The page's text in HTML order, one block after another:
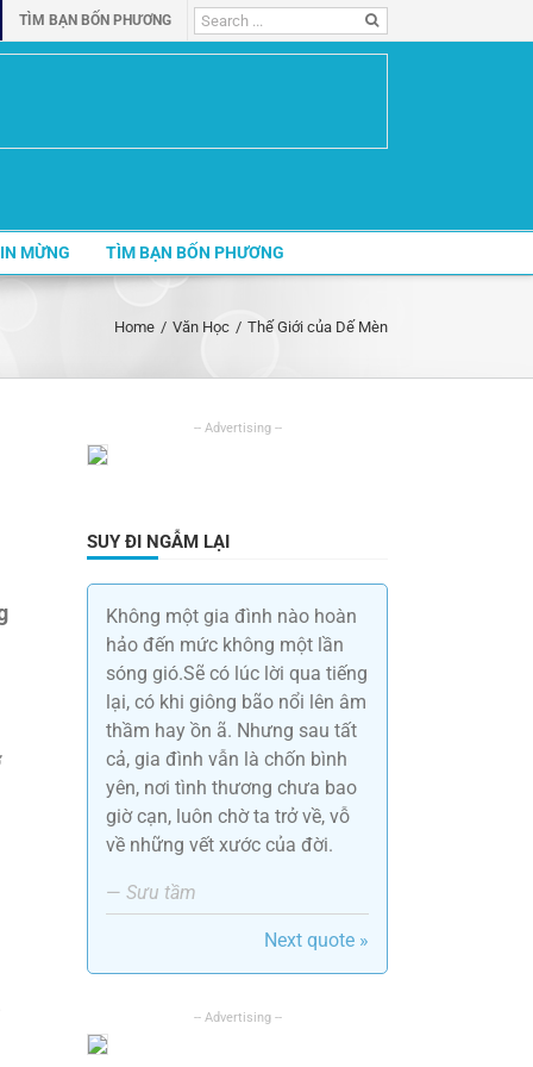
TÌM BẠN BỐN PHƯƠNG
Search
for:
MỪNG TÌM BẠN BỐN PHƯƠNG
Home / Văn Học / Thế Giới của Dế Mèn
SUY ĐI NGẪM LẠI
Không một gia đình nào hoàn
hảo đến mức không một lần
sóng gió.Sẽ có lúc lời qua tiếng
lại, có khi giông bão nổi lên âm
thầm hay ồn ã. Nhưng sau tất
cả, gia đình vẫn là chốn bình
yên, nơi tình thương chưa bao
giờ cạn, luôn chờ ta trở về, vỗ
về những vết xước của đời.
— Sưu tầm
Next quote »